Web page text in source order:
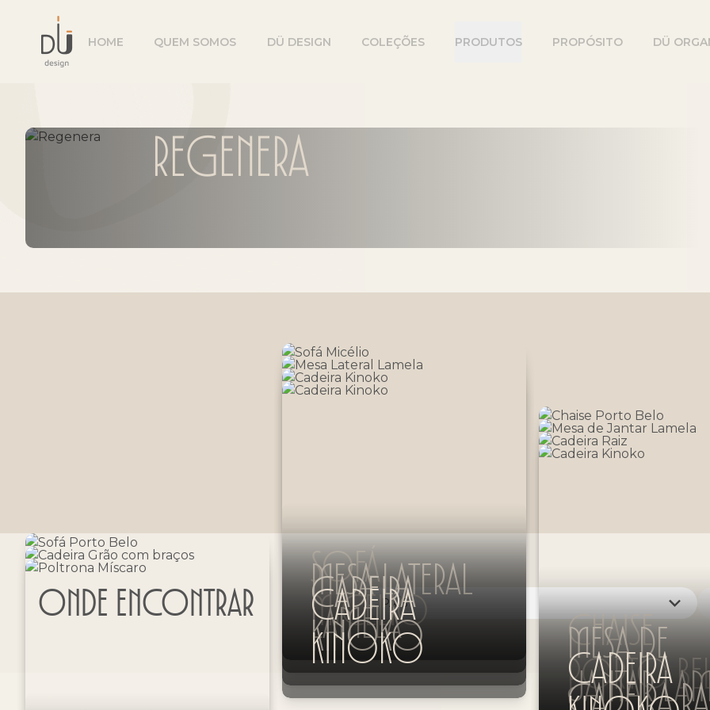
HOME QUEM SOMOS DÜ DESIGN COLEÇÕES PRODUTOS PROPÓSITO DÜ
Regenera
SOFÁ
MICÉLIO
CHAISE
PORTO
MESA LATERAL
LAMELA
MESA DE
JANTAR
CADEIRA
KINOKO
CADEIRA
CADEIRA
KINOKO
CADEIRA
ONDE ENCONTRAR